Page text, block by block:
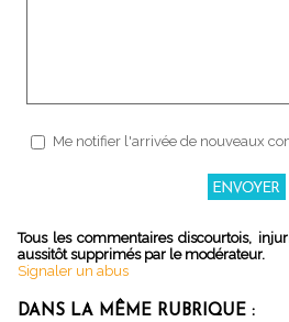
Me notifier l'arrivée de nouveaux
Tous les commentaires discourtois,
aussitôt supprimés par le modérateur.
Signaler un abus
DANS LA MÊME RUBRIQUE :